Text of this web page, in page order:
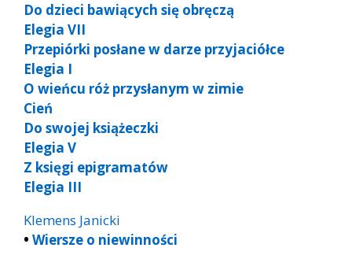
Do dzieci bawiących się obręczą
Elegia VII
Przepiórki posłane w darze przyjaciółce
Elegia I
O wieńcu róż przysłanym w zimie
Cień
Do swojej książeczki
Elegia V
Z księgi epigramatów
Elegia III
Klemens Janicki
• Wiersze o niewinności